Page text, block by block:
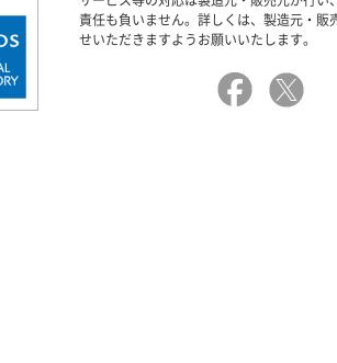
責任も負いません。詳しくは、製造元・販
せいただきますようお願いいたします。